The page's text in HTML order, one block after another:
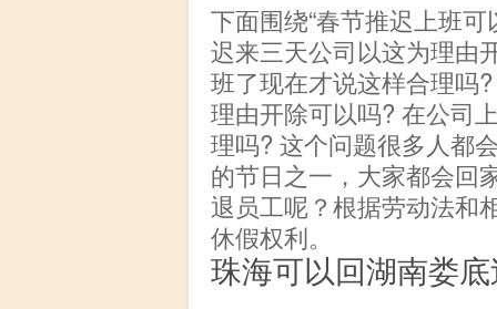
下面围绕“春节推迟上班
迟来三天公司以这为理由
班了现在才说这样合理吗
理由开除可以吗? 在公司
理吗? 这个问题很多人都
的节日之一，大家都会回
退员工呢？根据劳动法和
休假权利。
珠海可以回湖南娄